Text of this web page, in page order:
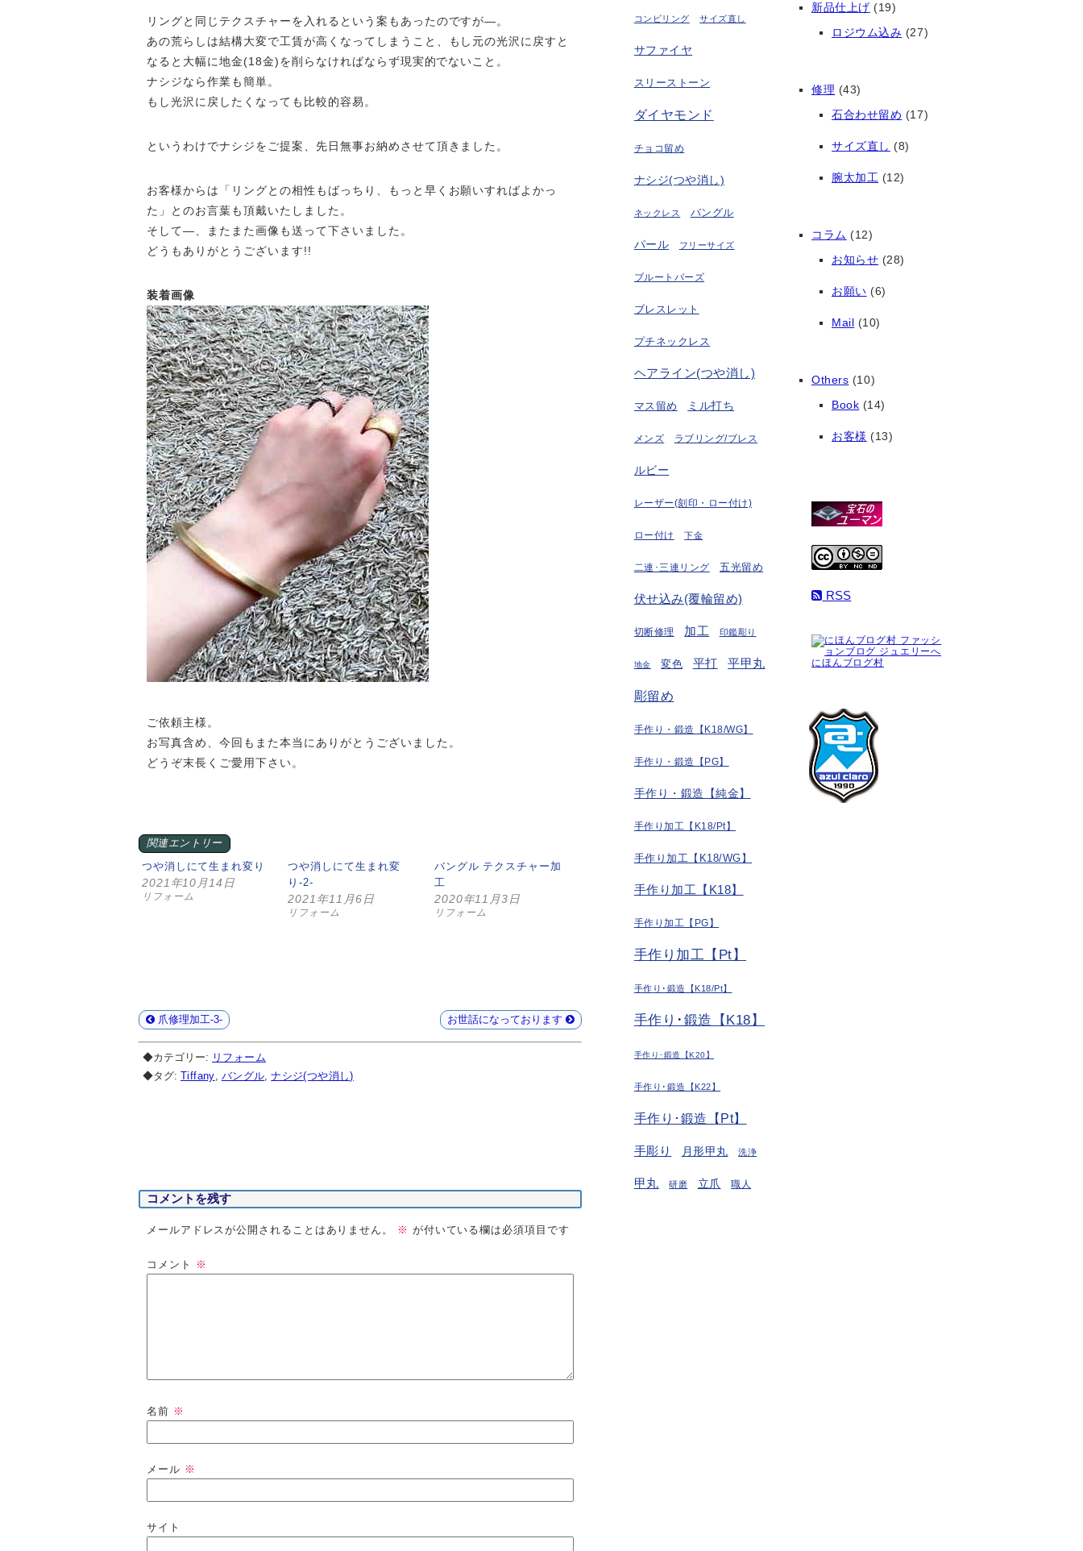
リングと同じテクスチャーを入れるという案もあったのですが—。
あの荒らしは結構大変で工賃が高くなってしまうこと、もし元の光沢に戻すと
なると大幅に地金(18金)を削らなければならず現実的でないこと。
ナシジなら作業も簡単。
もし光沢に戻したくなっても比較的容易。
というわけでナシジをご提案、先日無事お納めさせて頂きました。
お客様からは「リングとの相性もばっちり、もっと早くお願いすればよかっ
た」とのお言葉も頂戴いたしました。
そして—、またまた画像も送って下さいました。
どうもありがとうございます!!
装着画像
ご依頼主様。
お写真含め、今回もまた本当にありがとうございました。
どうぞ末長くご愛用下さい。
関連エントリー
つや消しにて生まれ変り
2021年10月14日
リフォーム
つや消しにて生まれ変
り-2-
2021年11月6日
リフォーム
バングル テクスチャー加
工
2020年11月3日
リフォーム
爪修理加工-3- お世話になっております
◆カテゴリー: リフォーム
◆タグ: Tiffany バングル ,ナシジ(つや消し)
コメントを残す
メールアドレスが公開されることはありません。 ※ が付いている欄は必須項目です
コメント ※
名前 ※
メール ※
サイト
コンビリング サイズ直し
サファイヤ
スリーストーン
ダイヤモンド
チョコ留め
ナシジ(つや消し)
ネックレス バングル
パール フリーサイズ
ブルートパーズ
ブレスレット
プチネックレス
ヘアライン(つや消し)
マス留め ミル打ち
メンズ ラブリング/ブレス
ルビー
レーザー(刻印・ロー付け)
ロー付け 下金
二連･三連リング 五光留め
伏せ込み(覆輪留め)
切断修理 加工 印鑑彫り
地金 変色 平打 平甲丸
彫留め
手作り・鍛造【K18/WG】
手作り・鍛造【PG】
手作り・鍛造【純金】
手作り加工【K18/Pt】
手作り加工【K18/WG】
手作り加工【K18】
手作り加工【PG】
手作り加工【Pt】
手作り･鍛造【K18/Pt】
手作り･鍛造【K18】
手作り･鍛造【K20】
手作り･鍛造【K22】
手作り･鍛造【Pt】
手彫り 月形甲丸 洗浄
甲丸 研磨 立爪 職人
新品仕上げ (19)
ロジウム込み (27)
修理 (43)
石合わせ留め (17)
サイズ直し (8)
腕太加工 (12)
コラム (12)
お知らせ (28)
お願い (6)
Mail (10)
Others (10)
Book (14)
お客様 (13)
RSS
にほんブログ村